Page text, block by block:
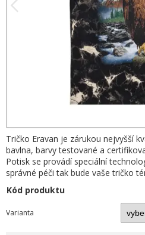
Tričko Eravan je zárukou nejvyšší
bavlna, barvy testované a
Potisk se provádí speciální
správné péči tak bude vaše tričko
Kód produktu
Varianta